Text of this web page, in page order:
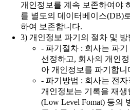
개인정보를 계속 보존하여야
를 별도의 데이터베이스(DB)
하여 보존합니다.
3) 개인정보 파기의 절차 및
- 파기절차 : 회사는 파
선정하고, 회사의 개인
아 개인정보를 파기합니
- 파기방법 : 회사는 전자
개인정보는 기록을 재
(Low Level Fomat) 등의